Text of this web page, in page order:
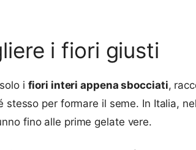
i fiori giusti
i fiori interi appena sbocciati,
per formare il seme. In Italia,
fino alle prime gelate vere.